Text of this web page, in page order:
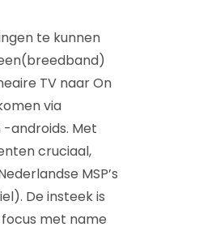
te kunnen
TV naar On
via
androids. Met
cruciaal,
MSP’s
De insteek is
met name